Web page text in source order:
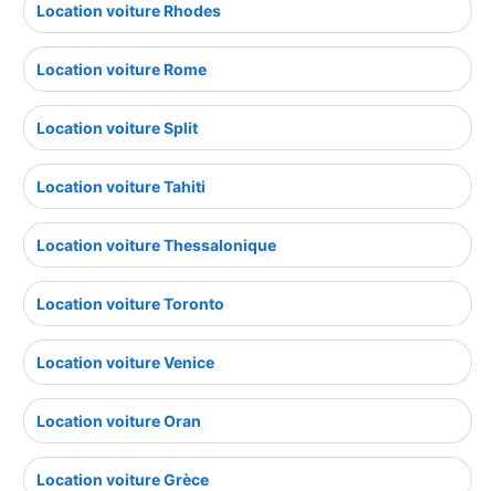
Location voiture Rhodes
Location voiture Rome
Location voiture Split
Location voiture Tahiti
Location voiture Thessalonique
Location voiture Toronto
Location voiture Venice
Location voiture Oran
Location voiture Grèce